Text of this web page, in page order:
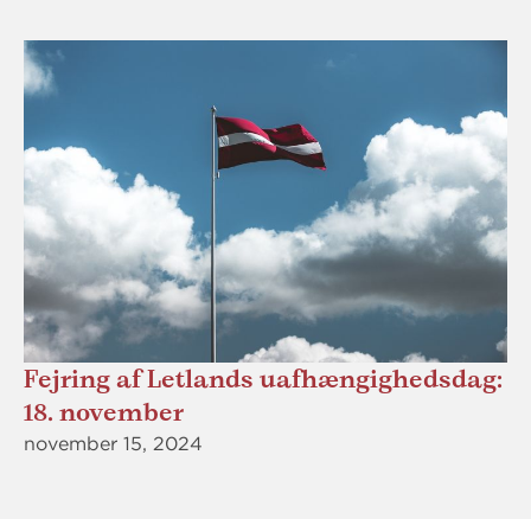
Fejring af Letlands uafhængighedsdag:
18. november
november 15, 2024